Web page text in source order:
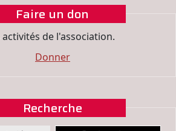
Faire un don
de l'association.
Donner
Recherche